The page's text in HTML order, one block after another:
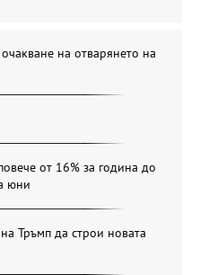
на отварянето на
от 16% за година до
юни
Тръмп да строи новата